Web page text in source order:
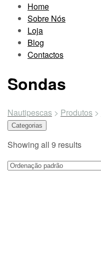
Home
Sobre Nós
Loja
Blog
Contactos
Sondas
Nautipescas > Produtos >
Categorias
Showing all 9 results